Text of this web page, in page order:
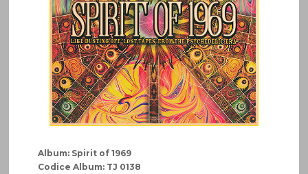
Album: Spirit of 1969
Codice Album: TJ 0138